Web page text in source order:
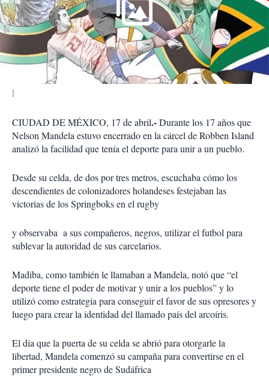
a
r
t
r
CIUDAD DE MÉXICO, 17 de abril.-Durante los 17 años que
Nelson Mandela estuvo encerrado en la cárcel de Robben Island
analizó la facilidad que tenía el deporte para unir a un pueblo.
Desde su celda, de dos por tres metros, escuchaba cómo los
descendientes de colonizadores holandeses festejaban las
victorias de los Springboks en el rugby
y observaba a sus compañeros, negros, utilizar el futbol para
sublevar la autoridad de sus carcelarios.
Madiba, como también le llamaban a Mandela, notó que “el
deporte tiene el poder de motivar y unir a los pueblos” y lo
utilizó como estrategia para conseguir el favor de sus opresores y
luego para crear la identidad del llamado país del arcoíris.
El día que la puerta de su celda se abrió para otorgarle la
libertad, Mandela comenzó su campaña para convertirse en el
primer presidente negro de Sudáfrica